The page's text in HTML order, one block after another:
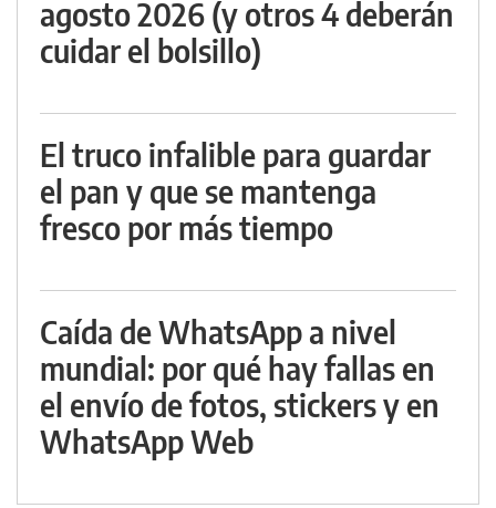
agosto 2026 (y otros 4 deberán
cuidar el bolsillo)
El truco infalible para guardar
el pan y que se mantenga
fresco por más tiempo
Caída de WhatsApp a nivel
mundial: por qué hay fallas en
el envío de fotos, stickers y en
WhatsApp Web